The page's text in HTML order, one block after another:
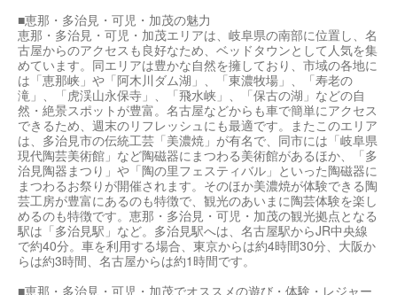
■恵那・多治見・可児・加茂の魅力
恵那・多治見・可児・加茂エリアは、岐阜県の南部に位置し、名
古屋からのアクセスも良好なため、ベッドタウンとして人気を集
めています。同エリアは豊かな自然を擁しており、市域の各地に
は「恵那峡」や「阿木川ダム湖」、「東濃牧場」、「寿老の
滝」、「虎渓山永保寺」、「飛水峡」、「保古の湖」などの自
然・絶景スポットが豊富。名古屋などからも車で簡単にアクセス
できるため、週末のリフレッシュにも最適です。またこのエリア
は、多治見市の伝統工芸「美濃焼」が有名で、同市には「岐阜県
現代陶芸美術館」など陶磁器にまつわる美術館があるほか、「多
治見陶器まつり」や「陶の里フェスティバル」といった陶磁器に
まつわるお祭りが開催されます。そのほか美濃焼が体験できる陶
芸工房が豊富にあるのも特徴で、観光のあいまに陶芸体験を楽し
めるのも特徴です。恵那・多治見・可児・加茂の観光拠点となる
駅は「多治見駅」など。多治見駅へは、名古屋駅からJR中央線
で約40分。車を利用する場合、東京からは約4時間30分、大阪か
らは約3時間、名古屋からは約1時間です。
■恵那・多治見・可児・加茂でオススメの遊び・体験・レジャー